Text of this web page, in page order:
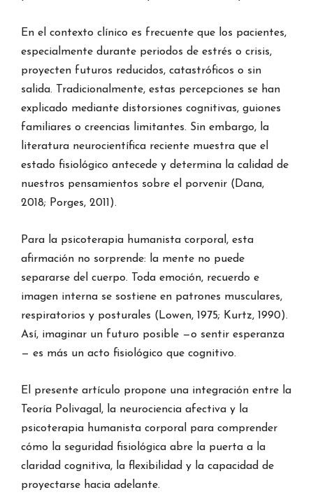
En el contexto clínico es frecuente que los pacientes,
especialmente durante periodos de estrés o crisis,
proyecten futuros reducidos, catastróficos o sin
salida. Tradicionalmente, estas percepciones se han
explicado mediante distorsiones cognitivas, guiones
familiares o creencias limitantes. Sin embargo, la
literatura neurocientífica reciente muestra que el
estado fisiológico antecede y determina la calidad de
nuestros pensamientos sobre el porvenir (Dana,
2018; Porges, 2011).
Para la psicoterapia humanista corporal, esta
afirmación no sorprende: la mente no puede
separarse del cuerpo. Toda emoción, recuerdo e
imagen interna se sostiene en patrones musculares,
respiratorios y posturales (Lowen, 1975; Kurtz, 1990).
Así, imaginar un futuro posible —o sentir esperanza
— es más un acto fisiológico que cognitivo.
El presente artículo propone una integración entre la
Teoría Polivagal, la neurociencia afectiva y la
psicoterapia humanista corporal para comprender
cómo la seguridad fisiológica abre la puerta a la
claridad cognitiva, la flexibilidad y la capacidad de
proyectarse hacia adelante.